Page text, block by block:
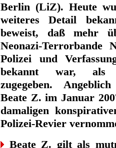
Berlin (LiZ). Heute
weiteres Detail
beweist, daß mehr
Neonazi-Terrorbande
Polizei und
bekannt war, als
zugegeben.
Beate Z. im Januar
damaligen
Polizei-Revier
Beate Z. gilt als